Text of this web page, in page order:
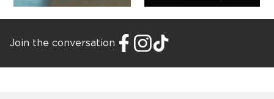
Join the conversation